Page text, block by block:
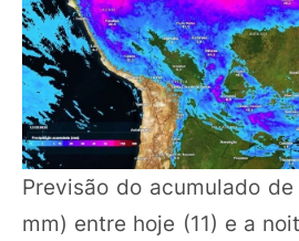
Previsão do acumulado
mm) entre hoje (11) e a